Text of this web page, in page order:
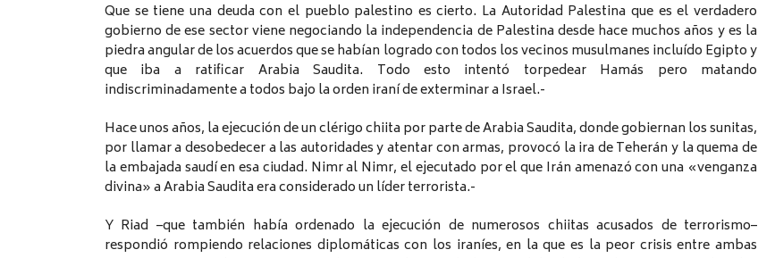
Que se tiene una deuda con el pueblo palestino es cierto. La Autoridad Palestina que es el verdadero
gobierno de ese sector viene negociando la independencia de Palestina desde hace muchos años y es la
piedra angular de los acuerdos que se habían logrado con todos los vecinos musulmanes incluído Egipto y
que iba a ratificar Arabia Saudita. Todo esto intentó torpedear Hamás pero matando
indiscriminadamente a todos bajo la orden iraní de exterminar a Israel.-
Hace unos años, la ejecución de un clérigo chiita por parte de Arabia Saudita, donde gobiernan los sunitas,
por llamar a desobedecer a las autoridades y atentar con armas, provocó la ira de Teherán y la quema de
la embajada saudí en esa ciudad. Nimr al Nimr, el ejecutado por el que Irán amenazó con una «venganza
divina» a Arabia Saudita era considerado un líder terrorista.-
Y Riad –que también había ordenado la ejecución de numerosos chiitas acusados de terrorismo–
respondió rompiendo relaciones diplomáticas con los iraníes, en la que es la peor crisis entre ambas